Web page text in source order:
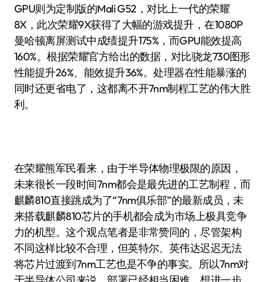
GPU则为定制版的Mali G52，对比上一代的荣耀
8X，此次荣耀9X获得了大幅的游戏提升，在1080P
曼哈顿离屏测试中成绩提升175%，而GPU能效提高
160%。根据荣耀官方给出的数据，对比骁龙730图形
性能提升26%、能效提升36%。处理器在性能暴涨的
同时还更省电了，这都离不开7nm制程工艺的伟大胜
利。
在荣耀熊军民看来，由于半导体物理极限的原因，
未来很长一段时间7nm都会是最先进的工艺制程，而
麒麟810直接跳成为了“7nm俱乐部”的最新成员，未
来搭载麒麟810芯片的手机都会成为市场上极具竞争
力的机型。这个观点笔者是非常赞同的，尽管架构
不同这样比较不合理，但英特尔、英伟达迟迟无法
将芯片过渡到7nm工艺也是不争的事实。所以7nm对